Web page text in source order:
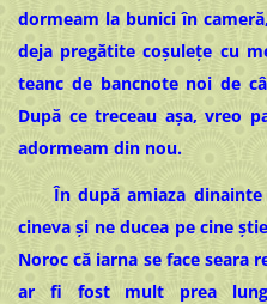
dormeam la bunici în
deja pregătite coșulețe cu
teanc de bancnote noi de
După ce treceau așa, vreo
adormeam din nou.
În după amiaza dinainte
cineva și ne ducea pe cine
Noroc că iarna se face seara
ar fi fost mult prea